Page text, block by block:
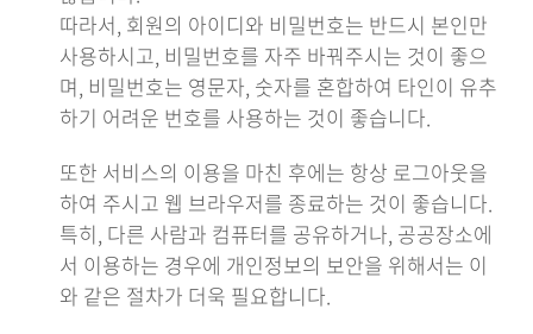
따라서, 회원의 아이디와 비밀번호는 반드시 본인만
사용하시고, 비밀번호를 자주 바꿔주시는 것이 좋으
며, 비밀번호는 영문자, 숫자를 혼합하여 타인이 유추
하기 어려운 번호를 사용하는 것이 좋습니다.
또한 서비스의 이용을 마친 후에는 항상 로그아웃을
하여 주시고 웹 브라우저를 종료하는 것이 좋습니다.
특히, 다른 사람과 컴퓨터를 공유하거나, 공공장소에
서 이용하는 경우에 개인정보의 보안을 위해서는 이
와 같은 절차가 더욱 필요합니다.